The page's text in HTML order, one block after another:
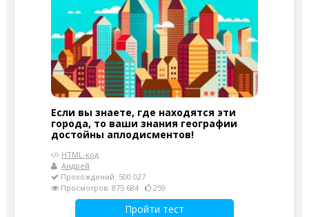
Если вы знаете, где находятся эти
города, то ваши знания географии
достойны аплодисментов!
HTML-код
Андрей
Прохождений: 500 027
Просмотров: 875 684
259
Пройти тест